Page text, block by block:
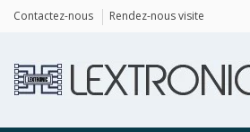
Contactez-nous Rendez-nous visite
Panneau de gestion des cookies